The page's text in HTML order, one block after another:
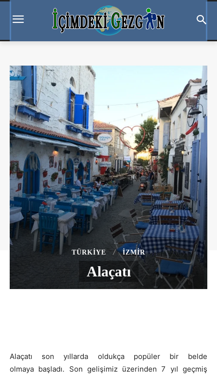
TÜRKIYE İZMIR
Alaçatı
Alaçatı son yıllarda oldukça popüler bir belde
olmaya başladı. Son gelişimiz üzerinden 7 yıl geçmiş